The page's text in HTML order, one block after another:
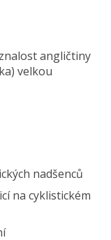
angličtiny
velkou
nadšenců
na cyklistickém